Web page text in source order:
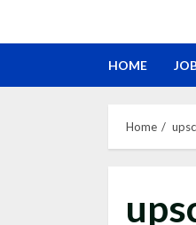
HOME
Home